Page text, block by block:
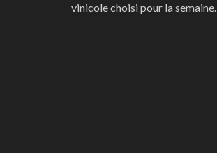
vinicole choisi pour la semaine.